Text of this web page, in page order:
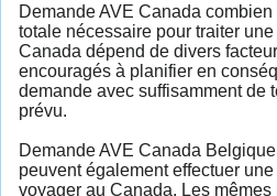
Demande AVE Canada
totale nécessaire pour traiter
Canada dépend de divers
encouragés à planifier en
demande avec suffisamment de
prévu.
Demande AVE Canada
peuvent également effectuer
voyager au Canada. Les